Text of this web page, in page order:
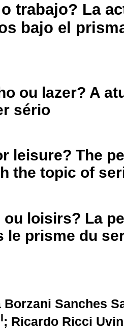
trabajo? La
bajo el
ou lazer? A
sério
leisure? The
the topic of
ou loisirs? La
le prisme du
Borzani Sanches
; Ricardo Ricci